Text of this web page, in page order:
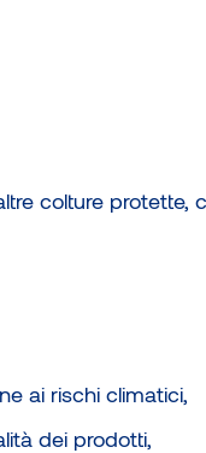
colture protette,
ai rischi climatici,
dei prodotti,